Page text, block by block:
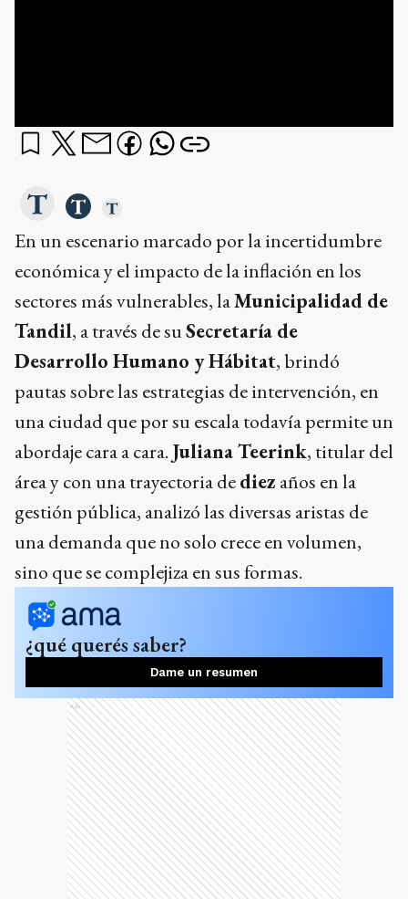
En un escenario marcado por la incertidumbre
económica y el impacto de la inflación en los
sectores más vulnerables, laMunicipalidad de
Tandil, a través de suSecretaría de
Desarrollo Humano y Hábitat, brindó
pautas sobre las estrategias de intervención, en
una ciudad que por su escala todavía permite un
abordaje cara a cara. Juliana Teerink, titular del
área y con una trayectoria dediez años en la
gestión pública, analizó las diversas aristas de
una demanda que no solo crece en volumen,
sino que se complejiza en sus formas.
¿qué querés saber?
Dame un resumen
Ads